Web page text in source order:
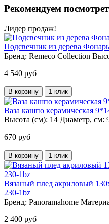
Рекомендуем
Лидер продаж!
Подсвечник из дерева
Бренд: Remeco Collection
4 540 руб
В корзину 1 клик
Ваза кашпо керамическая
Высота (см): 14 Диаметр, см:
670 руб
В корзину 1 клик
Вязаный плед акриловый
230-1bz
Бренд: Panoramahome
2 400 руб